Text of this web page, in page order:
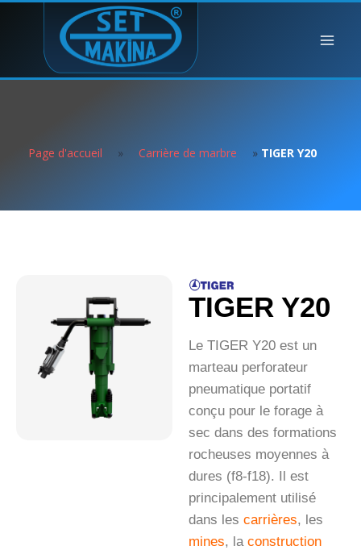
Page d'accueil » Carrière de marbre » TIGER Y20
TIGER Y20
Le TIGER Y20 est un
marteau perforateur
pneumatique portatif
conçu pour le forage à
sec dans des formations
rocheuses moyennes à
dures (f8-f18). Il est
principalement utilisé
dans les carrières, les
mines, la construction